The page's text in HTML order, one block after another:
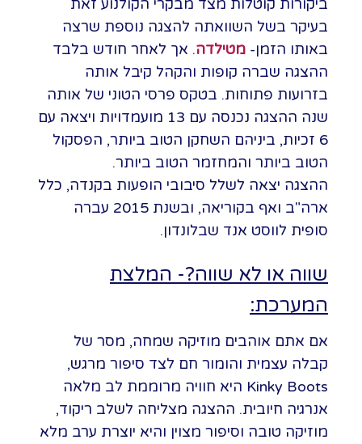
ביקורות קוטלות מצד מבקרי הקולנוע זאת
בעיקר בשל השוואתה להצגה נוספת שרצה
באותו הזמן- מטילדה. אך לאחר חודש בלבד
ההצגה שברה קופות והקהל קיבל אותה
בזרועות פתוחות. בטקס פרסי הטוני של אותה
שנה ההצגה נכנסה עם 13 מועמדויות ויצאה עם
6 זכיות, ביניהם השחקן הטוב ביותר, הפסקול
הטוב ביותר והמחזמר הטוב ביותר.
ההצגה יצאה לשלל סיבובי הופעות בקנדה, כלל
ארה"ב ואף בקוריאה, ובשנת 2015 עברה
סופית לווסט אנד שבלונדון.
שווה או לא שווה?- המלצת
המערכת:
אם אתם אוהבים מוזיקה שמחה, מסר של
קבלה עצמית והומור חם לצד סיפור מרגש,
Kinky Boots היא חוויה מרוממת לב מלאה
אנרגיה חיובית. ההצגה מצליחה לשלב ריקוד,
מוזיקה טובה וסיפור מצוין והיא יוצרת ערב מלא